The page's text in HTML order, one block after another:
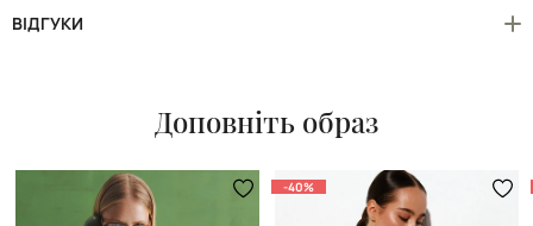
ВІДГУКИ
Доповніть образ
-40%